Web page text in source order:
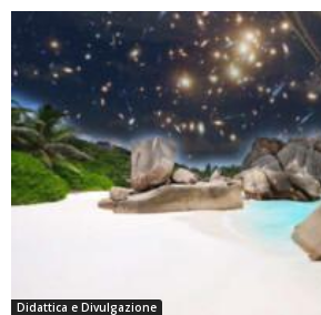
Didattica e Divulgazione